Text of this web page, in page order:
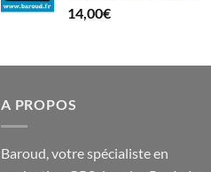
14,00€
A PROPOS
Baroud, votre spécialiste en